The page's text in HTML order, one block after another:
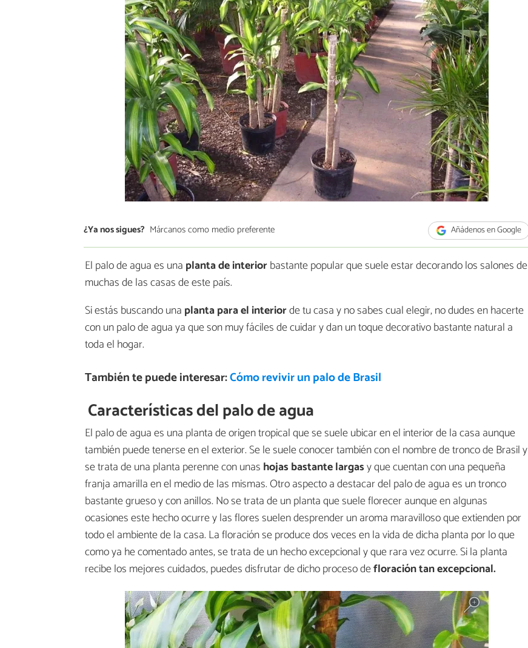
¿Ya nos sigues? Márcanos como medio preferente Añádenos en Google
El palo de agua es una planta de interiorbastante popular que suele estar decorando los salones de
muchas de las casas de este país.
Si estás buscando una planta para el interiorde tu casa y no sabes cual elegir, no dudes en hacerte
con un palo de agua ya que son muy fáciles de cuidar y dan un toque decorativo bastante natural a
toda el hogar.
También te puede interesar:Cómo revivir un palo de Brasil
Características del palo de agua
El palo de agua es una planta de origen tropical que se suele ubicar en el interior de la casa aunque
también puede tenerse en el exterior. Se le suele conocer también con el nombre de tronco de Brasil y
se trata de una planta perenne con unas hojas bastante largasy que cuentan con una pequeña
franja amarilla en el medio de las mismas. Otro aspecto a destacar del palo de agua es un tronco
bastante grueso y con anillos. No se trata de un planta que suele florecer aunque en algunas
ocasiones este hecho ocurre y las flores suelen desprender un aroma maravilloso que extienden por
todo el ambiente de la casa. La floración se produce dos veces en la vida de dicha planta por lo que
como ya he comentado antes, se trata de un hecho excepcional y que rara vez ocurre. Si la planta
recibe los mejores cuidados, puedes disfrutar de dicho proceso defloración tan excepcional.